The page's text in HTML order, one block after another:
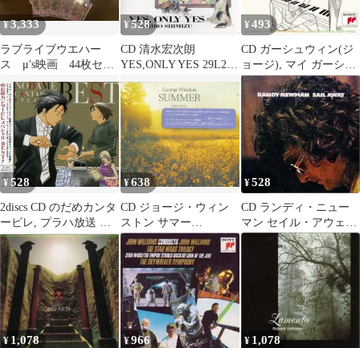
¥3,333
ラブライブウエハー
ス μ's映画 44枚セッ
ト 金箔14個
¥528
CD 清水宏次朗
YES,ONLY YES 29L288
（株）ワーナーミュー
/00110
¥493
CD ガーシュウィン(ジ
ョージ), マイ ガーシュ
ウイン:ラプソディ・イ
ン・ブルー/パリのアメ
SRCR2033 （株）ソニ
ー・ミュー /00110
¥528
2discs CD のだめカンタ
ービレ, プラハ放送 の
だめカンタービレ スペ
シャルBEST!
ESCL303435 （株）ソ
ニー・ミュー /00110
¥638
CD ジョージ・ウィン
ストン サマー
BVCW604 （株）ソニ
ー・ミュー /00110
¥528
CD ランディ・ニュー
マン セイル・アウェイ
WPCR2632 （株）ワー
ナーミュー /00110
¥ 1,078 ¥966 ¥ 1,078